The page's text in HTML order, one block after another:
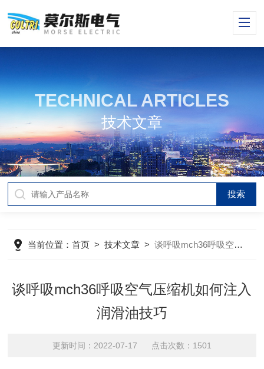
TECHNICAL ARTICLES
技术文章
当前位置：首页 >技术文章 >谈呼吸mch36呼吸空气压缩机如何注入润滑油技巧
谈呼吸mch36呼吸空气压缩机如何注入
润滑油技巧
更新时间：2022-07-17 点击次数：1501